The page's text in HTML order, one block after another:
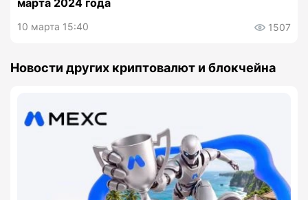
10 марта 15:40 1507
Новости других криптовалют и блокчейна